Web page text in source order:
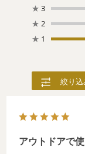
★ 3
★ 2
★ 1
絞り込
アウトドアで